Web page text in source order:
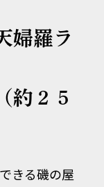
婦羅ラ
約２５
きる磯の屋